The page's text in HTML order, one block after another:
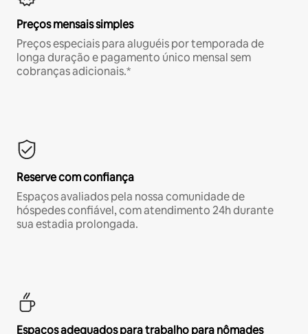
Preços mensais simples
Preços especiais para aluguéis por temporada de
longa duração e pagamento único mensal sem
cobranças adicionais.*
Reserve com confiança
Espaços avaliados pela nossa comunidade de
hóspedes confiável, com atendimento 24h durante
sua estadia prolongada.
Espaços adequados para trabalho para nômades